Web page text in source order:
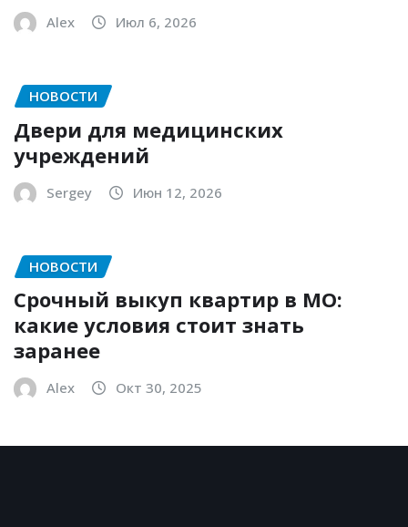
Alex Июл 6, 2026
НОВОСТИ
Двери для медицинских
учреждений
Sergey Июн 12, 2026
НОВОСТИ
Срочный выкуп квартир в МО:
какие условия стоит знать
заранее
Alex Окт 30, 2025